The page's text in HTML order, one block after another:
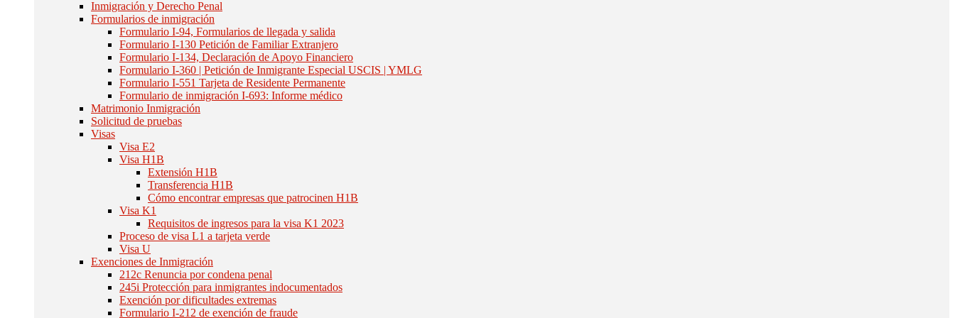
Inmigración y Derecho Penal
Formularios de inmigración
Formulario I-94, Formularios de llegada y salida
Formulario I-130 Petición de Familiar Extranjero
Formulario I-134, Declaración de Apoyo Financiero
Formulario I-360 | Petición de Inmigrante Especial USCIS | YMLG
Formulario I-551 Tarjeta de Residente Permanente
Formulario de inmigración I-693: Informe médico
Matrimonio Inmigración
Solicitud de pruebas
Visas
Visa E2
Visa H1B
Extensión H1B
Transferencia H1B
Cómo encontrar empresas que patrocinen H1B
Visa K1
Requisitos de ingresos para la visa K1 2023
Proceso de visa L1 a tarjeta verde
Visa U
Exenciones de Inmigración
212c Renuncia por condena penal
245i Protección para inmigrantes indocumentados
Exención por dificultades extremas
Formulario I-212 de exención de fraude